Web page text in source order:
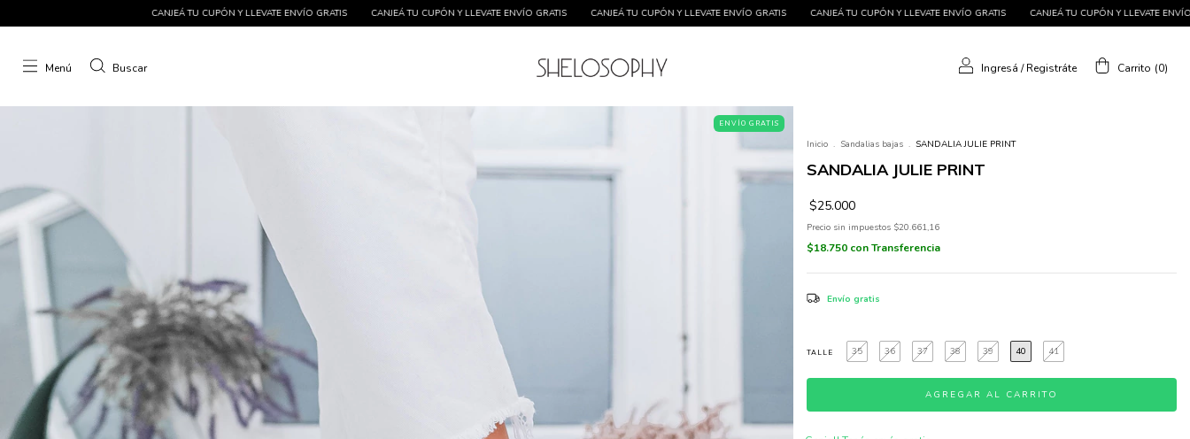
CANJEÁ TU CUPÓN Y LLEVATE ENVÍO GRATIS CANJEÁ TU CUPÓN Y LLEVATE ENVÍO GRATIS CANJEÁ TU CUPÓN Y LLEVATE ENVÍO GRATIS CANJEÁ TU CUPÓN Y LLEVATE ENVÍO GRATIS CANJEÁ TU CUPÓN Y LLEVATE
Menú Buscar Ingresá /Registráte Carrito (0)
ENVÍO GRATIS
Inicio . Sandalias bajas . SANDALIA JULIE PRINT
SANDALIA JULIE PRINT
$25.000
Precio sin impuestos $20.661,16
$18.750 conTransferencia
Envío gratis
TALLE 35 36 37 38 39 40 41